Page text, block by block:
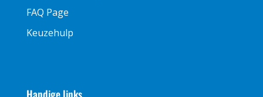
FAQ Page
Keuzehulp